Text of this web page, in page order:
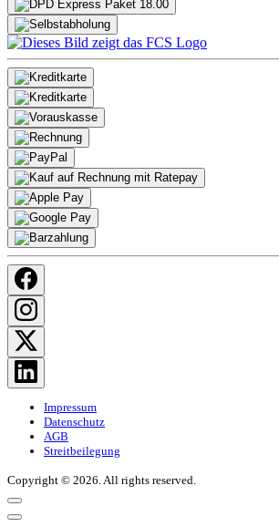
Impressum
Datenschutz
AGB
Streitbeilegung
Copyright © 2026. All rights reserved.